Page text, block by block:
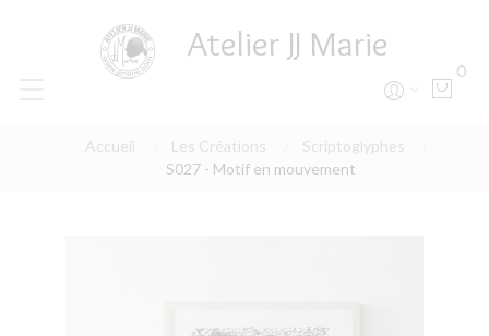
Atelier JJ Marie
0
Accueil Les Créations
Scriptoglyphes
S027 - Motif en mouvement